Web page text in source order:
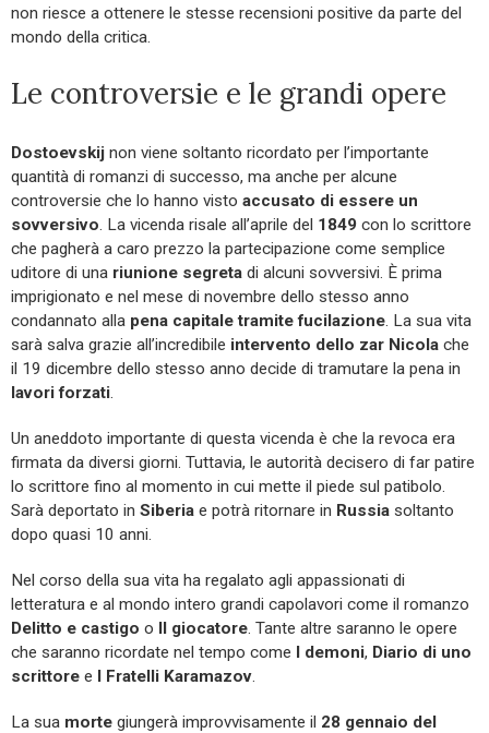
non riesce a ottenere le stesse recensioni positive da parte del
mondo della critica.
Le controversie e le grandi opere
Dostoevskij non viene soltanto ricordato per l’importante
quantità di romanzi di successo, ma anche per alcune
controversie che lo hanno visto accusato di essere un
sovversivo. La vicenda risale all’aprile del 1849 con lo scrittore
che pagherà a caro prezzo la partecipazione come semplice
uditore di una riunione segreta di alcuni sovversivi. È prima
imprigionato e nel mese di novembre dello stesso anno
condannato alla pena capitale tramite fucilazione. La sua vita
sarà salva grazie all’incredibile intervento dello zar Nicola che
il 19 dicembre dello stesso anno decide di tramutare la pena in
lavori forzati.
Un aneddoto importante di questa vicenda è che la revoca era
firmata da diversi giorni. Tuttavia, le autorità decisero di far patire
lo scrittore fino al momento in cui mette il piede sul patibolo.
Sarà deportato in Siberia e potrà ritornare in Russia soltanto
dopo quasi 10 anni.
Nel corso della sua vita ha regalato agli appassionati di
letteratura e al mondo intero grandi capolavori come il romanzo
Delitto e castigo o Il giocatore. Tante altre saranno le opere
che saranno ricordate nel tempo come I demoni, Diario di uno
scrittore e I Fratelli Karamazov.
La sua morte giungerà improvvisamente il 28 gennaio del